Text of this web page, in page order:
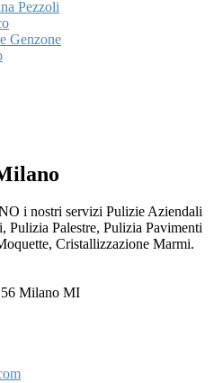
Pezzoli
Genzone
i nostri servizi Pulizie Aziendali
Palestre, Pulizia Pavimenti
Cristallizzazione Marmi.
Milano MI